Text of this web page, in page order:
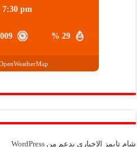
29 %
mb
7:30 pm
شام تايمز الإخباري بدعم منWordPress